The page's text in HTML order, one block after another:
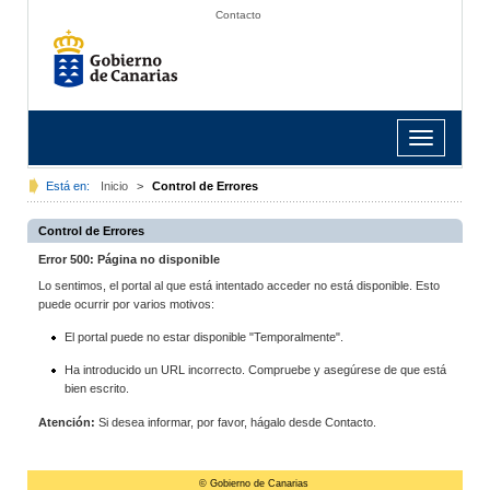
Contacto
Toggle
navigation
Está en: Inicio > Control de Errores
Control de Errores
Error 500: Página no disponible
Lo sentimos, el portal al que está intentado acceder no está disponible. Esto
puede ocurrir por varios motivos:
El portal puede no estar disponible "Temporalmente".
Ha introducido un URL incorrecto. Compruebe y asegúrese de que está
bien escrito.
Atención: Si desea informar, por favor, hágalo desde Contacto.
© Gobierno de Canarias